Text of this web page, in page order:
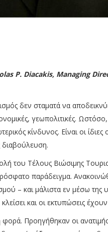
P. Diacakis, Managing
δεν σταματά να
γεωπολιτικές.
κίνδυνος. Είναι οι
διαβούλευση.
του Τέλους Βιώσιμης
παράδειγμα.
– και μάλιστα εν μέσω
και οι εκτυπώσεις
Προηγήθηκαν οι